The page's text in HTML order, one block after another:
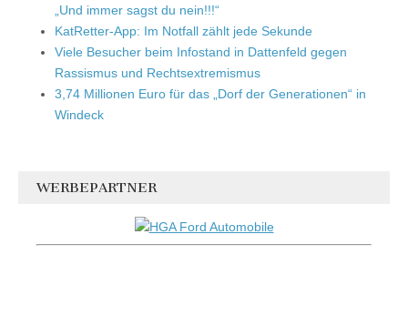
„Und immer sagst du nein!!!“
KatRetter-App: Im Notfall zählt jede Sekunde
Viele Besucher beim Infostand in Dattenfeld gegen
Rassismus und Rechtsextremismus
3,74 Millionen Euro für das „Dorf der Generationen“ in
Windeck
WERBEPARTNER